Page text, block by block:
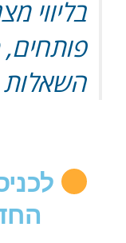
בליווי